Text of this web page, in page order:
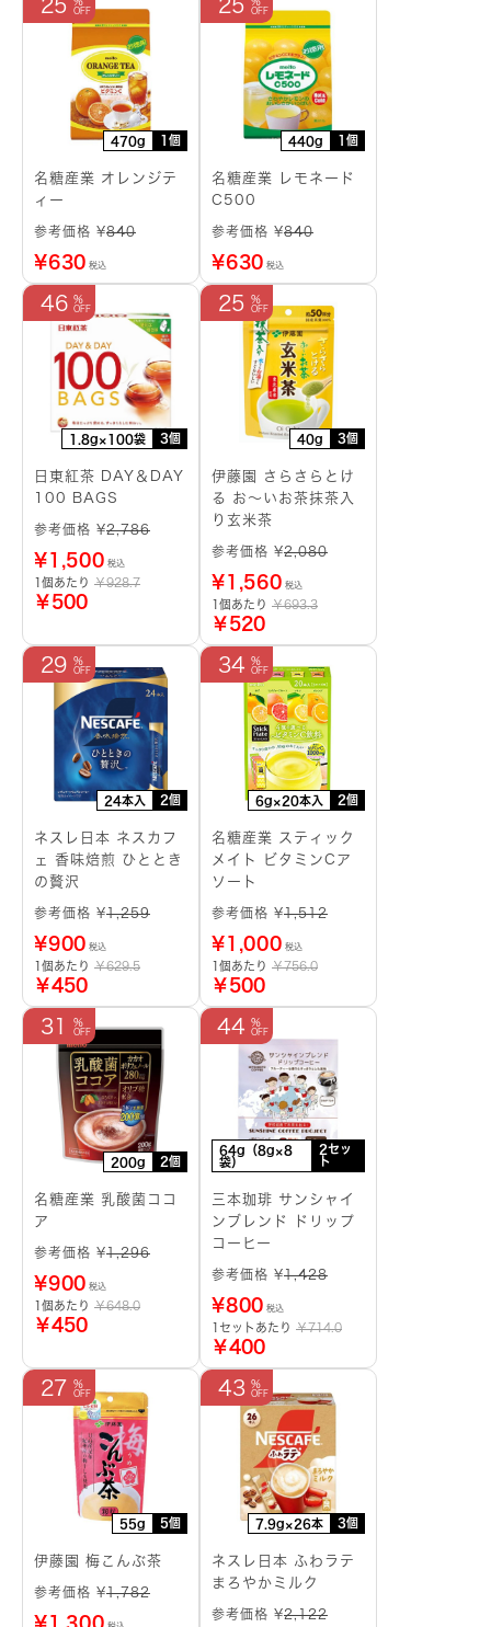
470g 1個
25
名糖産業 オレンジテ
ィー
参考価格 ¥840
¥630 税込
440g 1個
25
名糖産業 レモネード
C500
参考価格 ¥840
¥630 税込
1.8g×100袋 3個
46
日東紅茶 DAY＆DAY
100 BAGS
参考価格 ¥2,786
¥1,500 税込
1個あたり ￥928.7
￥500
40g 3個
25
伊藤園 さらさらとけ
る お～いお茶抹茶入
り玄米茶
参考価格 ¥2,080
¥1,560 税込
1個あたり ￥693.3
￥520
24本入 2個
29
ネスレ日本 ネスカフ
ェ 香味焙煎 ひととき
の贅沢
参考価格 ¥1,259
¥900 税込
1個あたり ￥629.5
￥450
6g×20本入 2個
34
名糖産業 スティック
メイト ビタミンCア
ソート
参考価格 ¥1,512
¥1,000 税込
1個あたり ￥756.0
￥500
200g 2個
31
名糖産業 乳酸菌ココ
ア
参考価格 ¥1,296
¥900 税込
1個あたり ￥648.0
￥450
64g（8g×8
袋）
2セッ
ト
44
三本珈琲 サンシャイ
ンブレンド ドリップ
コーヒー
参考価格 ¥1,428
¥800 税込
1セットあたり ￥714.0
￥400
55g 5個
27
伊藤園 梅こんぶ茶
参考価格 ¥1,782
¥1,300
7.9g×26本 3個
43
ネスレ日本 ふわラテ
まろやかミルク
参考価格 ¥2,122